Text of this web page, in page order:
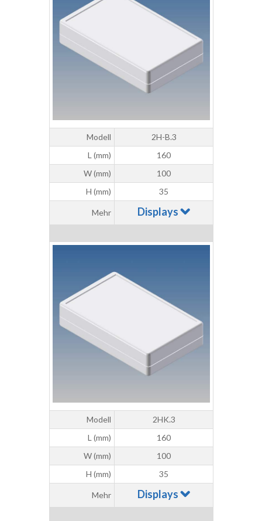
Modell
2H-B.3
L (mm)
160
W (mm)
100
H (mm)
35
Mehr Displays
Modell
2HK.3
L (mm)
160
W (mm)
100
H (mm)
35
Mehr Displays